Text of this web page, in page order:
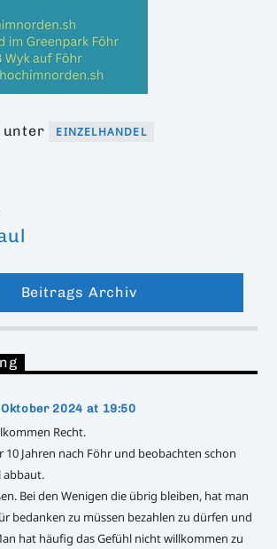
unter EINZELHANDEL
Beitrags Archiv
Oktober 2024 at 19:50
Recht.
10 Jahren nach Föhr und beobachten schon
abbaut.
Bei den Wenigen die übrig bleiben, hat man
bedanken zu müssen bezahlen zu dürfen und
hat häufig das Gefühl nicht willkommen zu